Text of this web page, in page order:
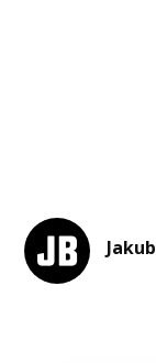
Jakub